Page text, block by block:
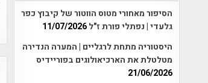
הסיפור מאחורי מטוס הווטור של קיבוץ כפר
גלעדי | נפתלי פורת ז"ל11/07/2026
היסטוריה מתחת לרגליים | המערה הנדירה
מטלטלת את הארכיאולוגים בפוריידיס
21/06/2026